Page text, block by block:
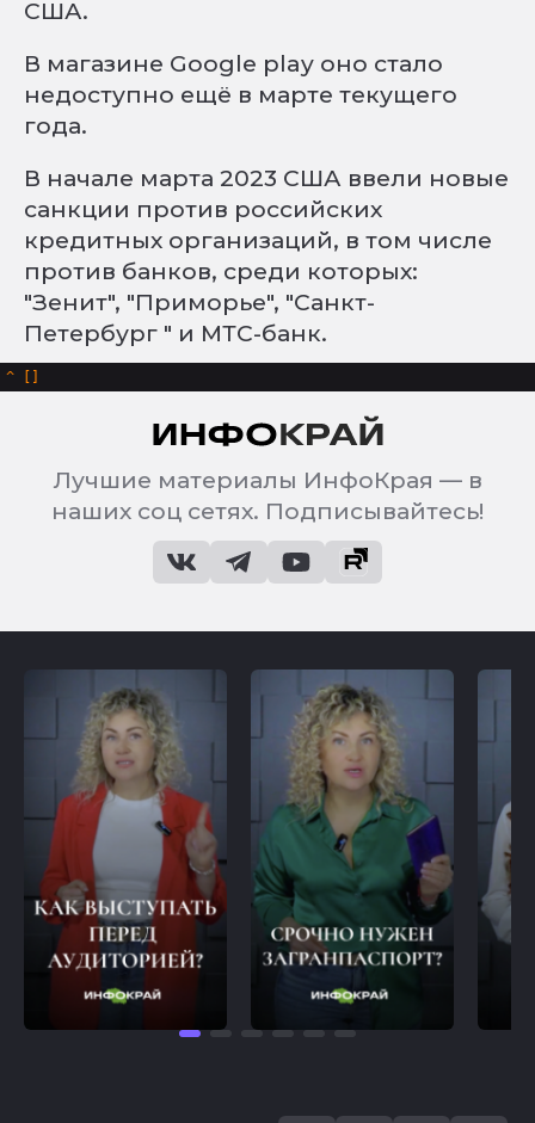
США.
В магазине Google play оно стало
недоступно ещё в марте текущего
года.
В начале марта 2023 США ввели новые
санкции против российских
кредитных организаций, в том числе
против банков, среди которых:
"Зенит", "Приморье", "Санкт-
Петербург " и МТС-банк.
^
Лучшие материалы ИнфоКрая — в
наших соц сетях. Подписывайтесь!